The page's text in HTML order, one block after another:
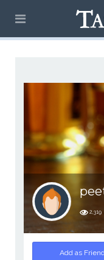
2,319
Add as Friend